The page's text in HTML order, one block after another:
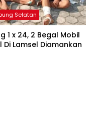
Selatan
1 x 24, 2 Begal Mobil
Di Lamsel Diamankan